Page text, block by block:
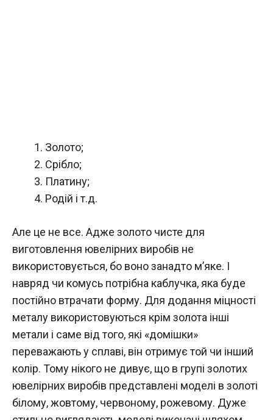
Золото;
Срібло;
Платину;
Родій і т.д.
Але це не все. Адже золото чисте для
виготовлення ювелірних виробів не
використовується, бо воно занадто м’яке. І
навряд чи комусь потрібна каблучка, яка буде
постійно втрачати форму. Для додання міцності
металу використовуються крім золота інші
метали і саме від того, які «домішки»
переважають у сплаві, він отримує той чи інший
колір. Тому нікого не дивує, що в групі золотих
ювелірних виробів представлені моделі в золоті
білому, жовтому, червоному, рожевому. Дуже